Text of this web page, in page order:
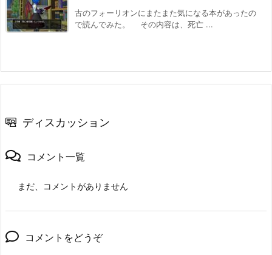
古のフォーリオンにまたまた気になる本があったの
で読んでみた。 その内容は、死亡 ...
ディスカッション
コメント一覧
まだ、コメントがありません
コメントをどうぞ